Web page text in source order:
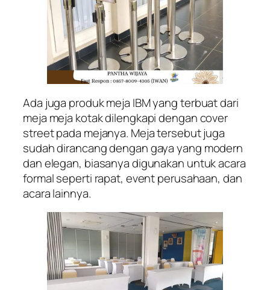
Ada juga produk meja IBM yang terbuat dari
meja meja kotak dilengkapi dengan cover
street pada mejanya. Meja tersebut juga
sudah dirancang dengan gaya yang modern
dan elegan, biasanya digunakan untuk acara
formal seperti rapat, event perusahaan, dan
acara lainnya.